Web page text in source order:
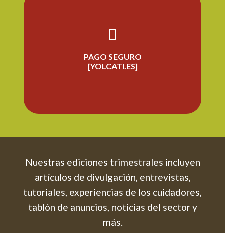
PAGO SEGURO
[YOLCATI.ES]
Nuestras ediciones trimestrales incluyen
artículos de divulgación, entrevistas,
tutoriales, experiencias de los cuidadores,
tablón de anuncios, noticias del sector y
más.